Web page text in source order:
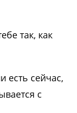
так, как
есть сейчас,
с